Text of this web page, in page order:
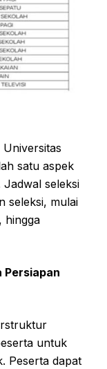
satu aspek
Jadwal seleksi
seleksi, mulai
hingga
Persiapan
untuk
Peserta dapat